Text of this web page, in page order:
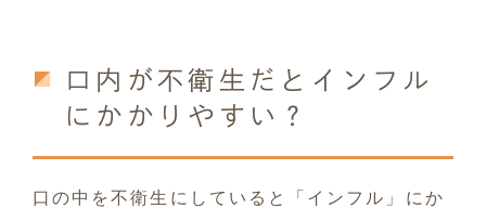
口内が不衛生だとインフル
にかかりやすい？
口の中を不衛生にしていると「インフル」にか